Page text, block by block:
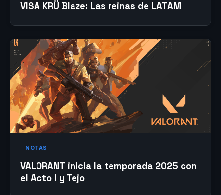
VISA KRÜ Blaze: Las reinas de LATAM
NOTAS
VALORANT inicia la temporada 2025 con
el Acto I y Tejo